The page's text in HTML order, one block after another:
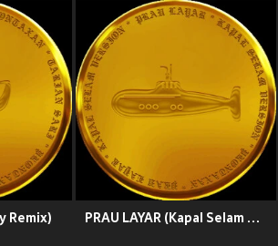
Remix) PRAU LAYAR (Kapal Selam Version)